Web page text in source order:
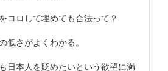
コロして埋めても合法って？
低さがよくわかる。
日本人を貶めたいという欲望に満